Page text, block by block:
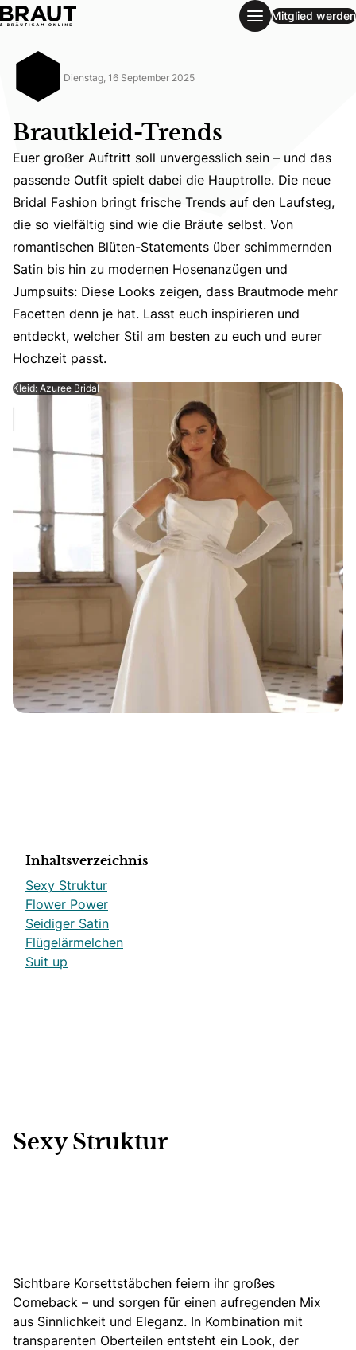
Mitglied werden
Dienstag, 16 September 2025
Brautkleid-Trends
Euer großer Auftritt soll unvergesslich sein – und das
Euer großer Auftritt soll unvergesslich sein – und das
passende Outfit spielt dabei die Hauptrolle. Die neue
Bridal Fashion bringt frische Trends auf den Laufsteg,
die so vielfältig sind wie die Bräute selbst. Von
romantischen Blüten-Statements über schimmernden
Satin bis hin zu modernen Hosenanzügen und
Jumpsuits: Diese Looks zeigen, dass Brautmode mehr
Facetten denn je hat. Lasst euch inspirieren und
entdeckt, welcher Stil am besten zu euch und eurer
Hochzeit passt.
Kleid: Azuree Bridal
Inhaltsverzeichnis
Sexy Struktur
Flower Power
Seidiger Satin
Flügelärmelchen
Suit up
Sexy Struktur
Sichtbare Korsettstäbchen feiern ihr großes
Comeback – und sorgen für einen aufregenden Mix
aus Sinnlichkeit und Eleganz. In Kombination mit
transparenten Oberteilen entsteht ein Look, der